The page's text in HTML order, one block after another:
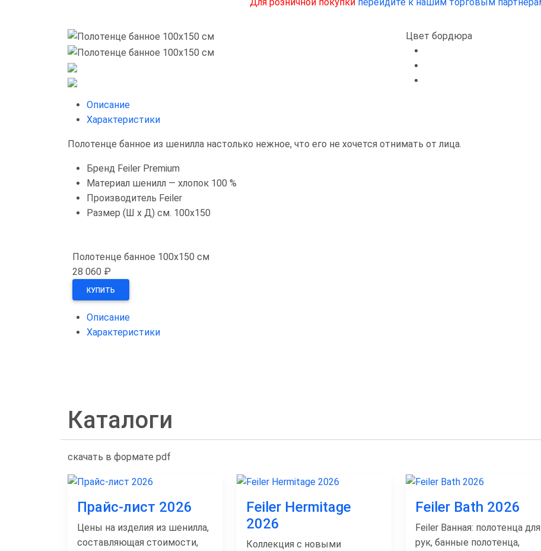
Цвет бордюра
Описание
Характеристики
Полотенце банное из шенилла настолько нежное, что его не хочется отнимать от лица.
Бренд Feiler Premium
Материал шенилл — хлопок 100 %
Производитель Feiler
Размер (Ш х Д) см. 100x150
Полотенце банное 100x150 см
28 060 ₽
КУПИТЬ
Описание
Характеристики
Каталоги
скачать в формате pdf
Прайс-лист 2026
Цены на изделия из шенилла,
составляющая стоимости,
Feiler Hermitage
2026
Коллекция с новыми
Feiler Bath 2026
Feiler Ванная: полотенца для
рук, банные полотенца,